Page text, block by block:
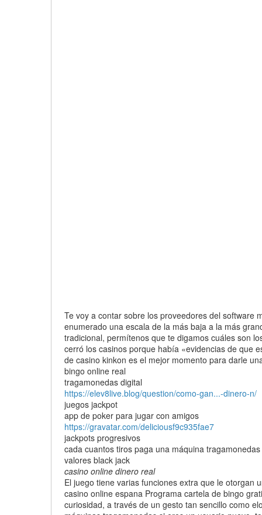
Te voy a contar sobre los proveedores del software
enumerado una escala de la más baja a la más
tradicional, permítenos que te digamos cuáles son
cerró los casinos porque había «evidencias de que
de casino kinkon es el mejor momento para darle
bingo online real
tragamonedas digital
https://elev8live.blog/question/como-gan...-dinero-n/
juegos jackpot
app de poker para jugar con amigos
https://gravatar.com/deliciousf9c935fae7
jackpots progresivos
cada cuantos tiros paga una máquina tragamonedas
valores black jack
casino online dinero real
El juego tiene varias funciones extra que le otorgan
casino online espana Programa cartela de bingo
curiosidad, a través de un gesto tan sencillo como